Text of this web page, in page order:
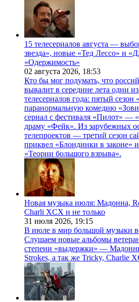
15 телесериалов августа —
звезда», новые «Тед Лессо» и
«Одержимость»
02 августа 2026, 18:53
Кто бы мог подумать, что
вывалит в середине лета одни
телесериалов года: пятый
паранормальную комедию
сериал с фестиваля «Пилот» —
драму «Фейк». Из зарубежных
телепроектов — третий сезон
приквел «Блондинки в законе»
«Теории большого взрыва».
Новая музыка июля: Мадонна,
Charli XCX и не только
31 июля 2026, 19:15
В июле в мир большой музыки
Слушаем новые альбомы
степени «выдержки» —
Strokes, а так же Tricky, Charlie